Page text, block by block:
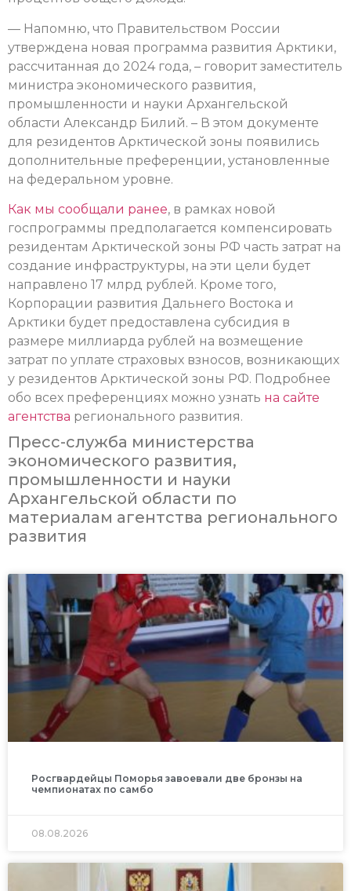
— Напомню, что Правительством России
утверждена новая программа развития Арктики,
рассчитанная до 2024 года, – говорит заместитель
министра экономического развития,
промышленности и науки Архангельской
области Александр Билий. – В этом документе
для резидентов Арктической зоны появились
дополнительные преференции, установленные
на федеральном уровне.
Как мы сообщали ранее, в рамках новой
госпрограммы предполагается компенсировать
резидентам Арктической зоны РФ часть затрат на
создание инфраструктуры, на эти цели будет
направлено 17 млрд рублей. Кроме того,
Корпорации развития Дальнего Востока и
Арктики будет предоставлена субсидия в
размере миллиарда рублей на возмещение
затрат по уплате страховых взносов, возникающих
у резидентов Арктической зоны РФ. Подробнее
обо всех преференциях можно узнать на сайте
агентства регионального развития.
Пресс-служба министерства
экономического развития,
промышленности и науки
Архангельской области по
материалам агентства регионального
развития
Росгвардейцы Поморья завоевали две бронзы на
чемпионатах по самбо
08.08.2026